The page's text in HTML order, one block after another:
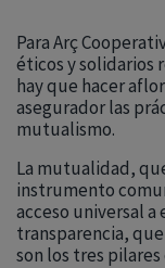
Para Arç
éticos y solidarios
hay que hacer
asegurador las
mutualismo.
La mutualidad,
instrumento
acceso universal a
transparencia,
son los tres